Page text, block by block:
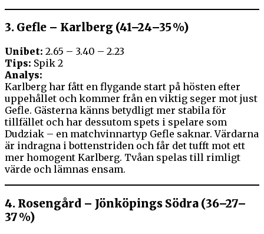
3. Gefle – Karlberg (41–24–35 %)
Unibet: 2.65 – 3.40 – 2.23
Tips: Spik 2
Analys:
Karlberg har fått en flygande start på hösten efter
uppehållet och kommer från en viktig seger mot just
Gefle. Gästerna känns betydligt mer stabila för
tillfället och har dessutom spets i spelare som
Dudziak – en matchvinnartyp Gefle saknar. Värdarna
är indragna i bottenstriden och får det tufft mot ett
mer homogent Karlberg. Tvåan spelas till rimligt
värde och lämnas ensam.
4. Rosengård – Jönköpings Södra (36–27–
37 %)